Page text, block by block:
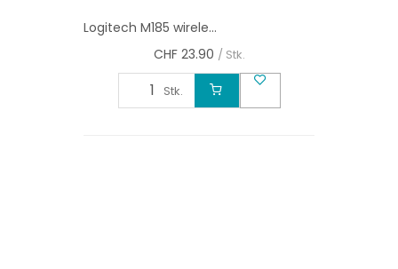
Logitech M185 wirele...
CHF 23.90 / Stk.
Stk.